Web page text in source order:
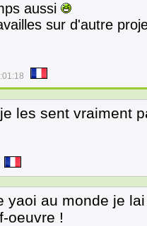
aussi
sur d'autre
les sent vraiment
yaoi au monde je
oeuvre !